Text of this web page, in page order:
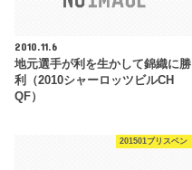
2010.11.6
地元選手が利を生かして錦織に勝
利（2010シャーロッツビルCH
QF）
201501ブリスベン